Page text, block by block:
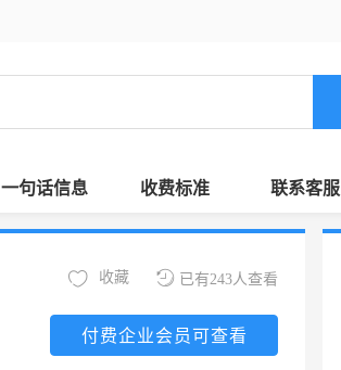
一句话信息 收费标准 联系客服
已有243人查看
收藏
付费企业会员可查看